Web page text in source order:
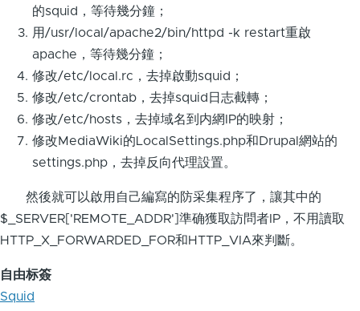
的squid，等待幾分鐘；
用/usr/local/apache2/bin/httpd -k restart重啟
apache，等待幾分鐘；
修改/etc/local.rc，去掉啟動squid；
修改/etc/crontab，去掉squid日志截轉；
修改/etc/hosts，去掉域名到内網IP的映射；
修改MediaWiki的LocalSettings.php和Drupal網站的
settings.php，去掉反向代理設置。
然後就可以啟用自己編寫的防采集程序了，讓其中的
$_SERVER['REMOTE_ADDR']準确獲取訪問者IP，不用讀取
HTTP_X_FORWARDED_FOR和HTTP_VIA來判斷。
自由标簽
Squid